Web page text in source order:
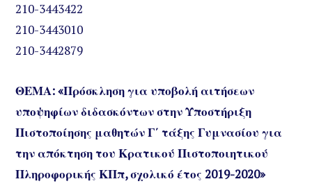
210-3443422
210-3443010
210-3442879
ΘΕΜΑ: «Πρόσκληση για υποβολή αιτήσεων
υποψηφίων διδασκόντων στην Υποστήριξη
Πιστοποίησης μαθητών Γ΄ τάξης Γυμνασίου για
την απόκτηση του Κρατικού Πιστοποιητικού
Πληροφορικής ΚΠπ, σχολικό έτος 2019-2020»